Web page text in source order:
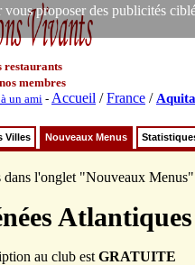
proposer des publicités
restaurants
membres
un ami- Accueil /France /
Villes Nouveaux Menus
dans l'onglet "Nouveaux Menus"
Atlantiques
au club est GRATUITE